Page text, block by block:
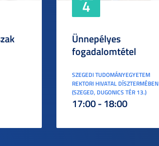
4
Ünnepélyes
fogadalomtétel
SZEGEDI TUDOMÁNYEGYETEM
REKTORI HIVATAL DÍSZTERMÉBEN
(SZEGED, DUGONICS TÉR 13.)
17:00 - 18:00